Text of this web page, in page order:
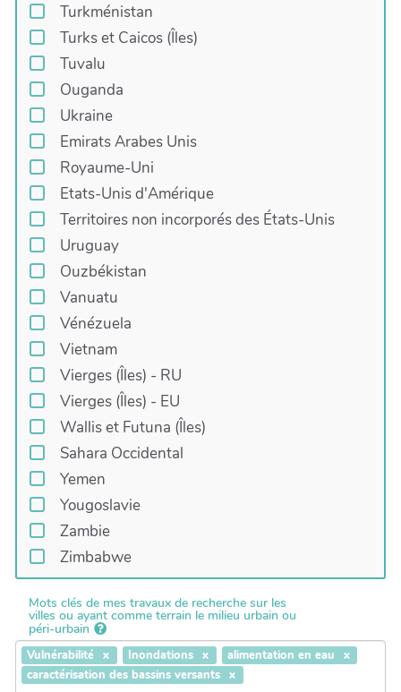
Turkménistan
Turks et Caicos (Îles)
Tuvalu
Ouganda
Ukraine
Emirats Arabes Unis
Royaume-Uni
Etats-Unis d'Amérique
Territoires non incorporés des États-Unis
Uruguay
Ouzbékistan
Vanuatu
Vénézuela
Vietnam
Vierges (Îles) - RU
Vierges (Îles) - EU
Wallis et Futuna (Îles)
Sahara Occidental
Yemen
Yougoslavie
Zambie
Zimbabwe
Mots clés de mes travaux de recherche sur les
villes ou ayant comme terrain le milieu urbain ou
péri-urbain
Vulnérabilité Inondations
alimentation en eau
caractérisation des bassins versants